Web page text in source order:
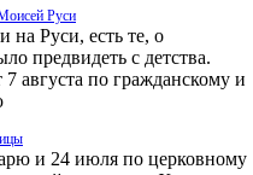
Руси
на Руси, есть те, о
предвидеть с детства.
7 августа по гражданскому и
и 24 июля по церковному